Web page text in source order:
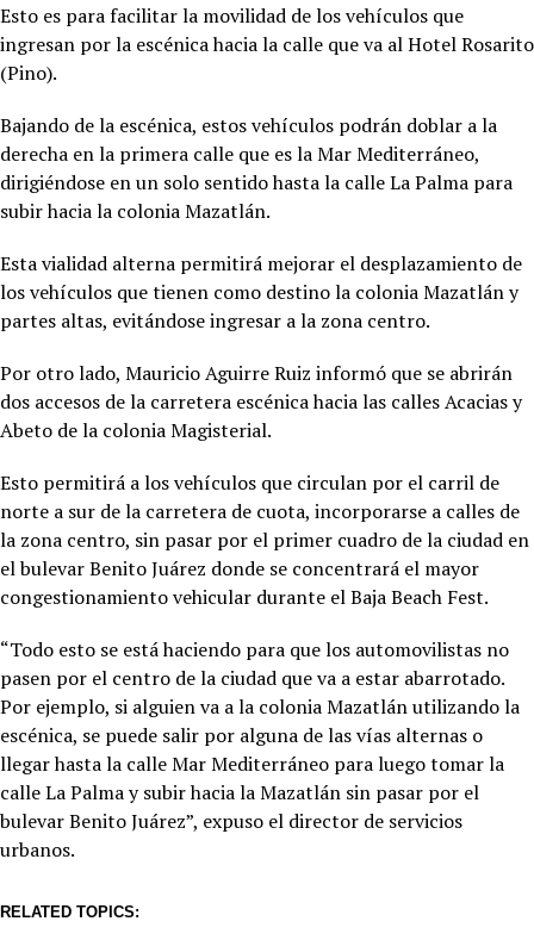
Esto es para facilitar la movilidad de los vehículos que
ingresan por la escénica hacia la calle que va al Hotel Rosarito
(Pino).
Bajando de la escénica, estos vehículos podrán doblar a la
derecha en la primera calle que es la Mar Mediterráneo,
dirigiéndose en un solo sentido hasta la calle La Palma para
subir hacia la colonia Mazatlán.
Esta vialidad alterna permitirá mejorar el desplazamiento de
los vehículos que tienen como destino la colonia Mazatlán y
partes altas, evitándose ingresar a la zona centro.
Por otro lado, Mauricio Aguirre Ruiz informó que se abrirán
dos accesos de la carretera escénica hacia las calles Acacias y
Abeto de la colonia Magisterial.
Esto permitirá a los vehículos que circulan por el carril de
norte a sur de la carretera de cuota, incorporarse a calles de
la zona centro, sin pasar por el primer cuadro de la ciudad en
el bulevar Benito Juárez donde se concentrará el mayor
congestionamiento vehicular durante el Baja Beach Fest.
“Todo esto se está haciendo para que los automovilistas no
pasen por el centro de la ciudad que va a estar abarrotado.
Por ejemplo, si alguien va a la colonia Mazatlán utilizando la
escénica, se puede salir por alguna de las vías alternas o
llegar hasta la calle Mar Mediterráneo para luego tomar la
calle La Palma y subir hacia la Mazatlán sin pasar por el
bulevar Benito Juárez”, expuso el director de servicios
urbanos.
RELATED TOPICS: